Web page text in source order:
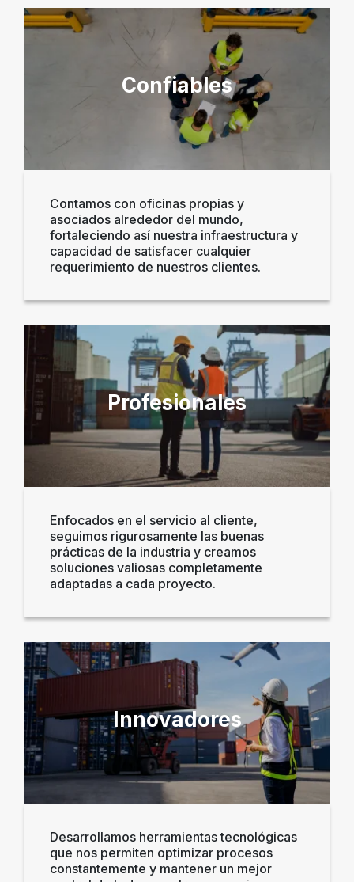
Confiables
Contamos con oficinas propias y
asociados alrededor del mundo,
fortaleciendo así nuestra infraestructura y
capacidad de satisfacer cualquier
requerimiento de nuestros clientes.
Profesionales
Enfocados en el servicio al cliente,
seguimos rigurosamente las buenas
prácticas de la industria y creamos
soluciones valiosas completamente
adaptadas a cada proyecto.
Innovadores
Desarrollamos herramientas tecnológicas
que nos permiten optimizar procesos
constantemente y mantener un mejor